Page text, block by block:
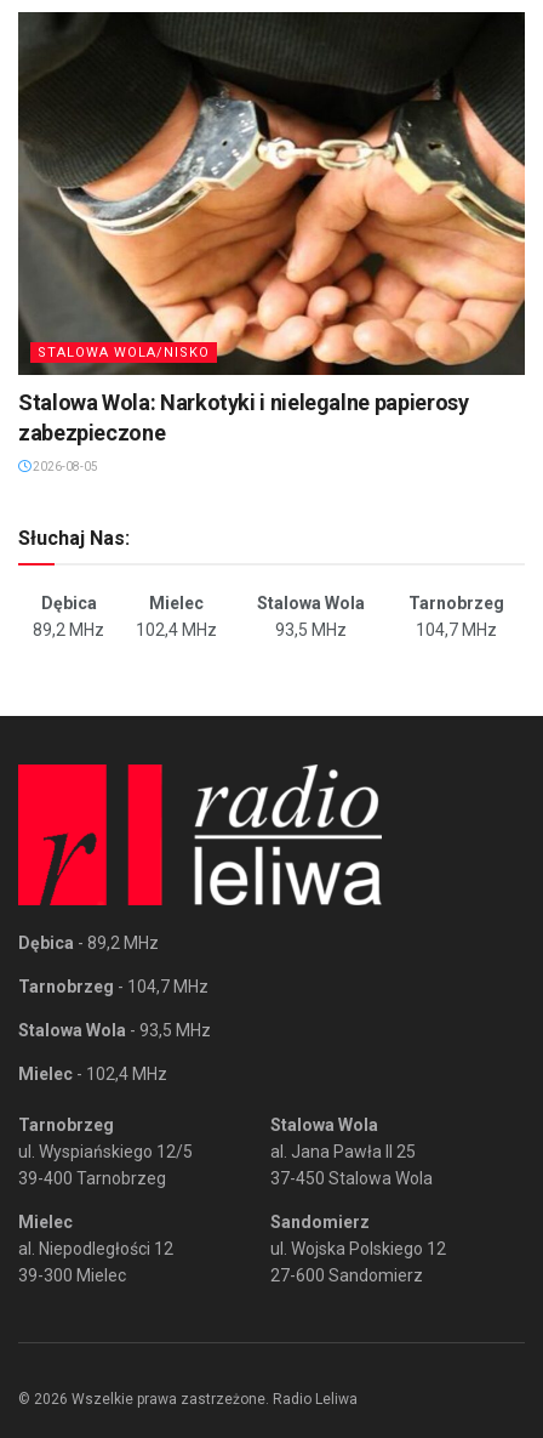
STALOWA WOLA/NISKO
Stalowa Wola: Narkotyki i nielegalne papierosy
zabezpieczone
2026-08-05
Słuchaj Nas:
Dębica Mielec Stalowa Wola
Tarnobrzeg
89,2 MHz
102,4 MHz 93,5 MHz 104,7 MHz
Dębica - 89,2 MHz
Tarnobrzeg - 104,7 MHz
Stalowa Wola - 93,5 MHz
Mielec - 102,4 MHz
Tarnobrzeg
ul. Wyspiańskiego 12/5
39-400 Tarnobrzeg
Mielec
al. Niepodległości 12
39-300 Mielec
Stalowa Wola
al. Jana Pawła II 25
37-450 Stalowa Wola
Sandomierz
ul. Wojska Polskiego 12
27-600 Sandomierz
© 2026 Wszelkie prawa zastrzeżone. Radio Leliwa